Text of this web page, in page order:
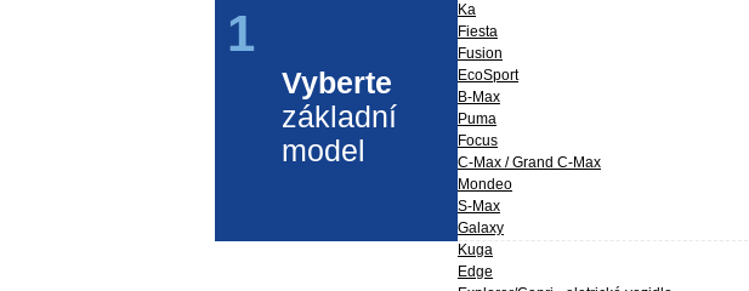
Vyberte
základní
model
1
Ka
Fiesta
Fusion
EcoSport
B-Max
Puma
Focus
C-Max / Grand C-Max
Mondeo
S-Max
Galaxy
Kuga
Edge